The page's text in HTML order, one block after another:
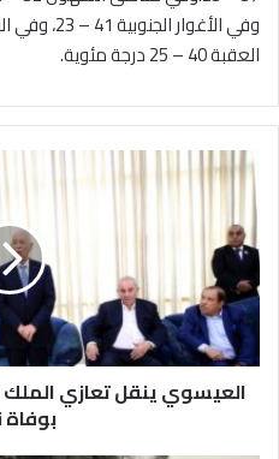
العقبة 40 – 25 درجة مئوية.
ل
ع
ي
س
و
ي
ن
العيسوي ينقل تعازي الملك
بوفاة